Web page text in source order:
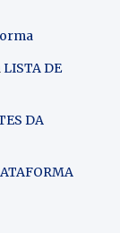
LISTA DE
DA